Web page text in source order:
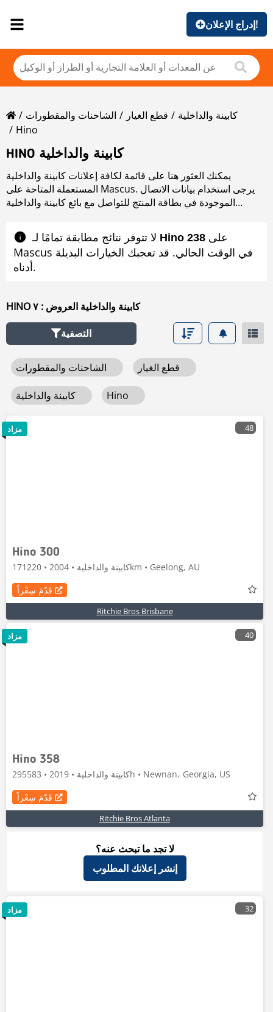
إدراج الإعلان!
الشاحنات والمقطورات قطع الغيار
كابينة والداخلية
Hino
HINO كابينة والداخلية
يمكنك العثور هنا على قائمة لكافة إعلانات كابينة والداخلية
المستعملة المتاحة على Mascus. يرجى استخدام بيانات الاتصال
الموجودة في بطاقة المنتج للتواصل مع بائع كابينة والداخلية
Hino 238
Mascus في الوقت الحالي. قد تعجبك الخيارات البديلة
أدناه.
HINO كابينة والداخلية العروض : ٧
التصفية
Hino
48
Hino 300
كابينة والداخلية • 2004 • 171220km • Geelong, AU
قَدّمَ سِعْراً
Ritchie Bros Brisbane
مزاد
40
Hino 358
كابينة والداخلية • 2019 • 295583h • Newnan، Georgia, US
قَدّمَ سِعْراً
Ritchie Bros Atlanta
مزاد
لا تجد ما تبحث عنه؟
إنشر إعلانك المطلوب
32 مزاد